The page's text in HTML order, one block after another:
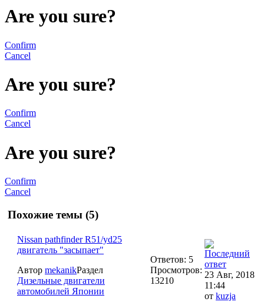
Are you sure?
Confirm
Cancel
Are you sure?
Confirm
Cancel
Are you sure?
Confirm
Cancel
Похожие темы (5)
Nissan pathfinder R51/yd25
двигатель "засыпает"
Автор mekanikРаздел
Дизельные двигатели
автомобилей Японии
Ответов: 5
Просмотров:
13210
23 Авг, 2018
11:44
от kuzja